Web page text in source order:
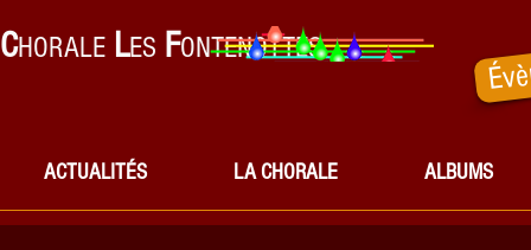
CHORALE LES FONTENOTTES
ACTUALITÉS LA CHORALE ALBUMS